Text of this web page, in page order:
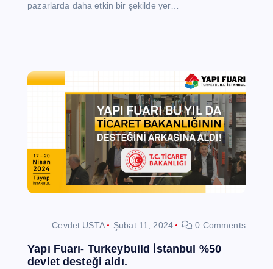
pazarlarda daha etkin bir şekilde yer…
Cevdet USTA Şubat 11, 2024 0 Comments
Yapı Fuarı- Turkeybuild İstanbul %50
devlet desteği aldı.